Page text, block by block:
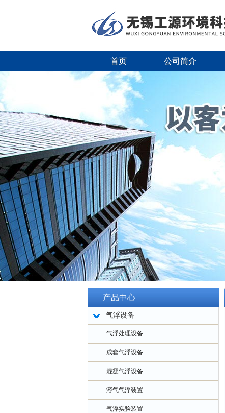
首页 公司简介
产品中心
气浮设备
气浮处理设备
成套气浮设备
混凝气浮设备
溶气气浮装置
气浮实验装置